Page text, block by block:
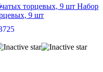
Набор
9 шт